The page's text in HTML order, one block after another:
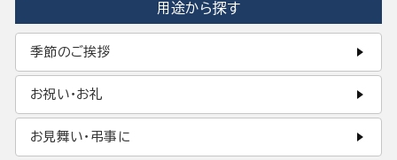
用途から探す
季節のご挨拶
お祝い・お礼
お見舞い・弔事に